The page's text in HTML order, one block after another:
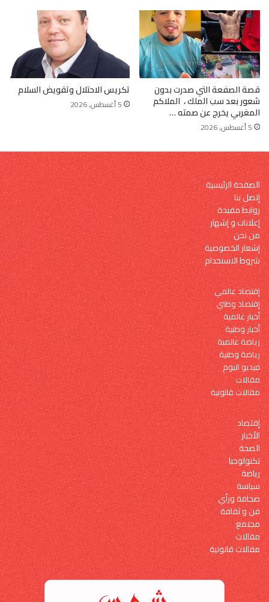
قصة الصفعة التي صدرت بدون
شعور بعد سب الملك ، الملاكم
المغربي يخرج عن صمته …
5 أغسطس, 2026
تكريس الاحتلال وتقويض السلام
5 أغسطس, 2026
الصفحة الرئيسية
إتصل بنا
روابط مفيدة
إعلانات و إشهار
من نحن
إشعار الخصوصية
شروط الاستخدام
إقتصاد عالمي
إقتصاد وطني
أخبار عالمية
أخبار وطنية
رياضة عالمية
رياضة وطنية
فيديو اليوم
مقالات
مقالات قانونية
إقتصاد
الأخبار
الصحة
تكنولوجيا
رياضة
سياسة
صحافة ورأي
فن و ثقافة
مجتمع
مقالات
مقالات قانونية